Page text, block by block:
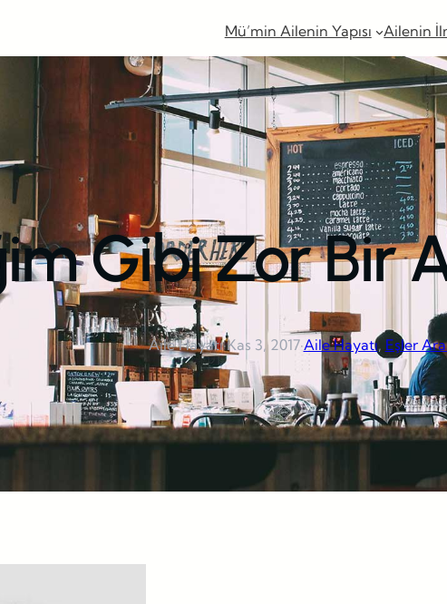
Mü’min Ailenin Yapısı Ailenin
Gibi Zor Bir
Aile Hayatı·Kas 3, 2017·Aile Hayatı, Eşler